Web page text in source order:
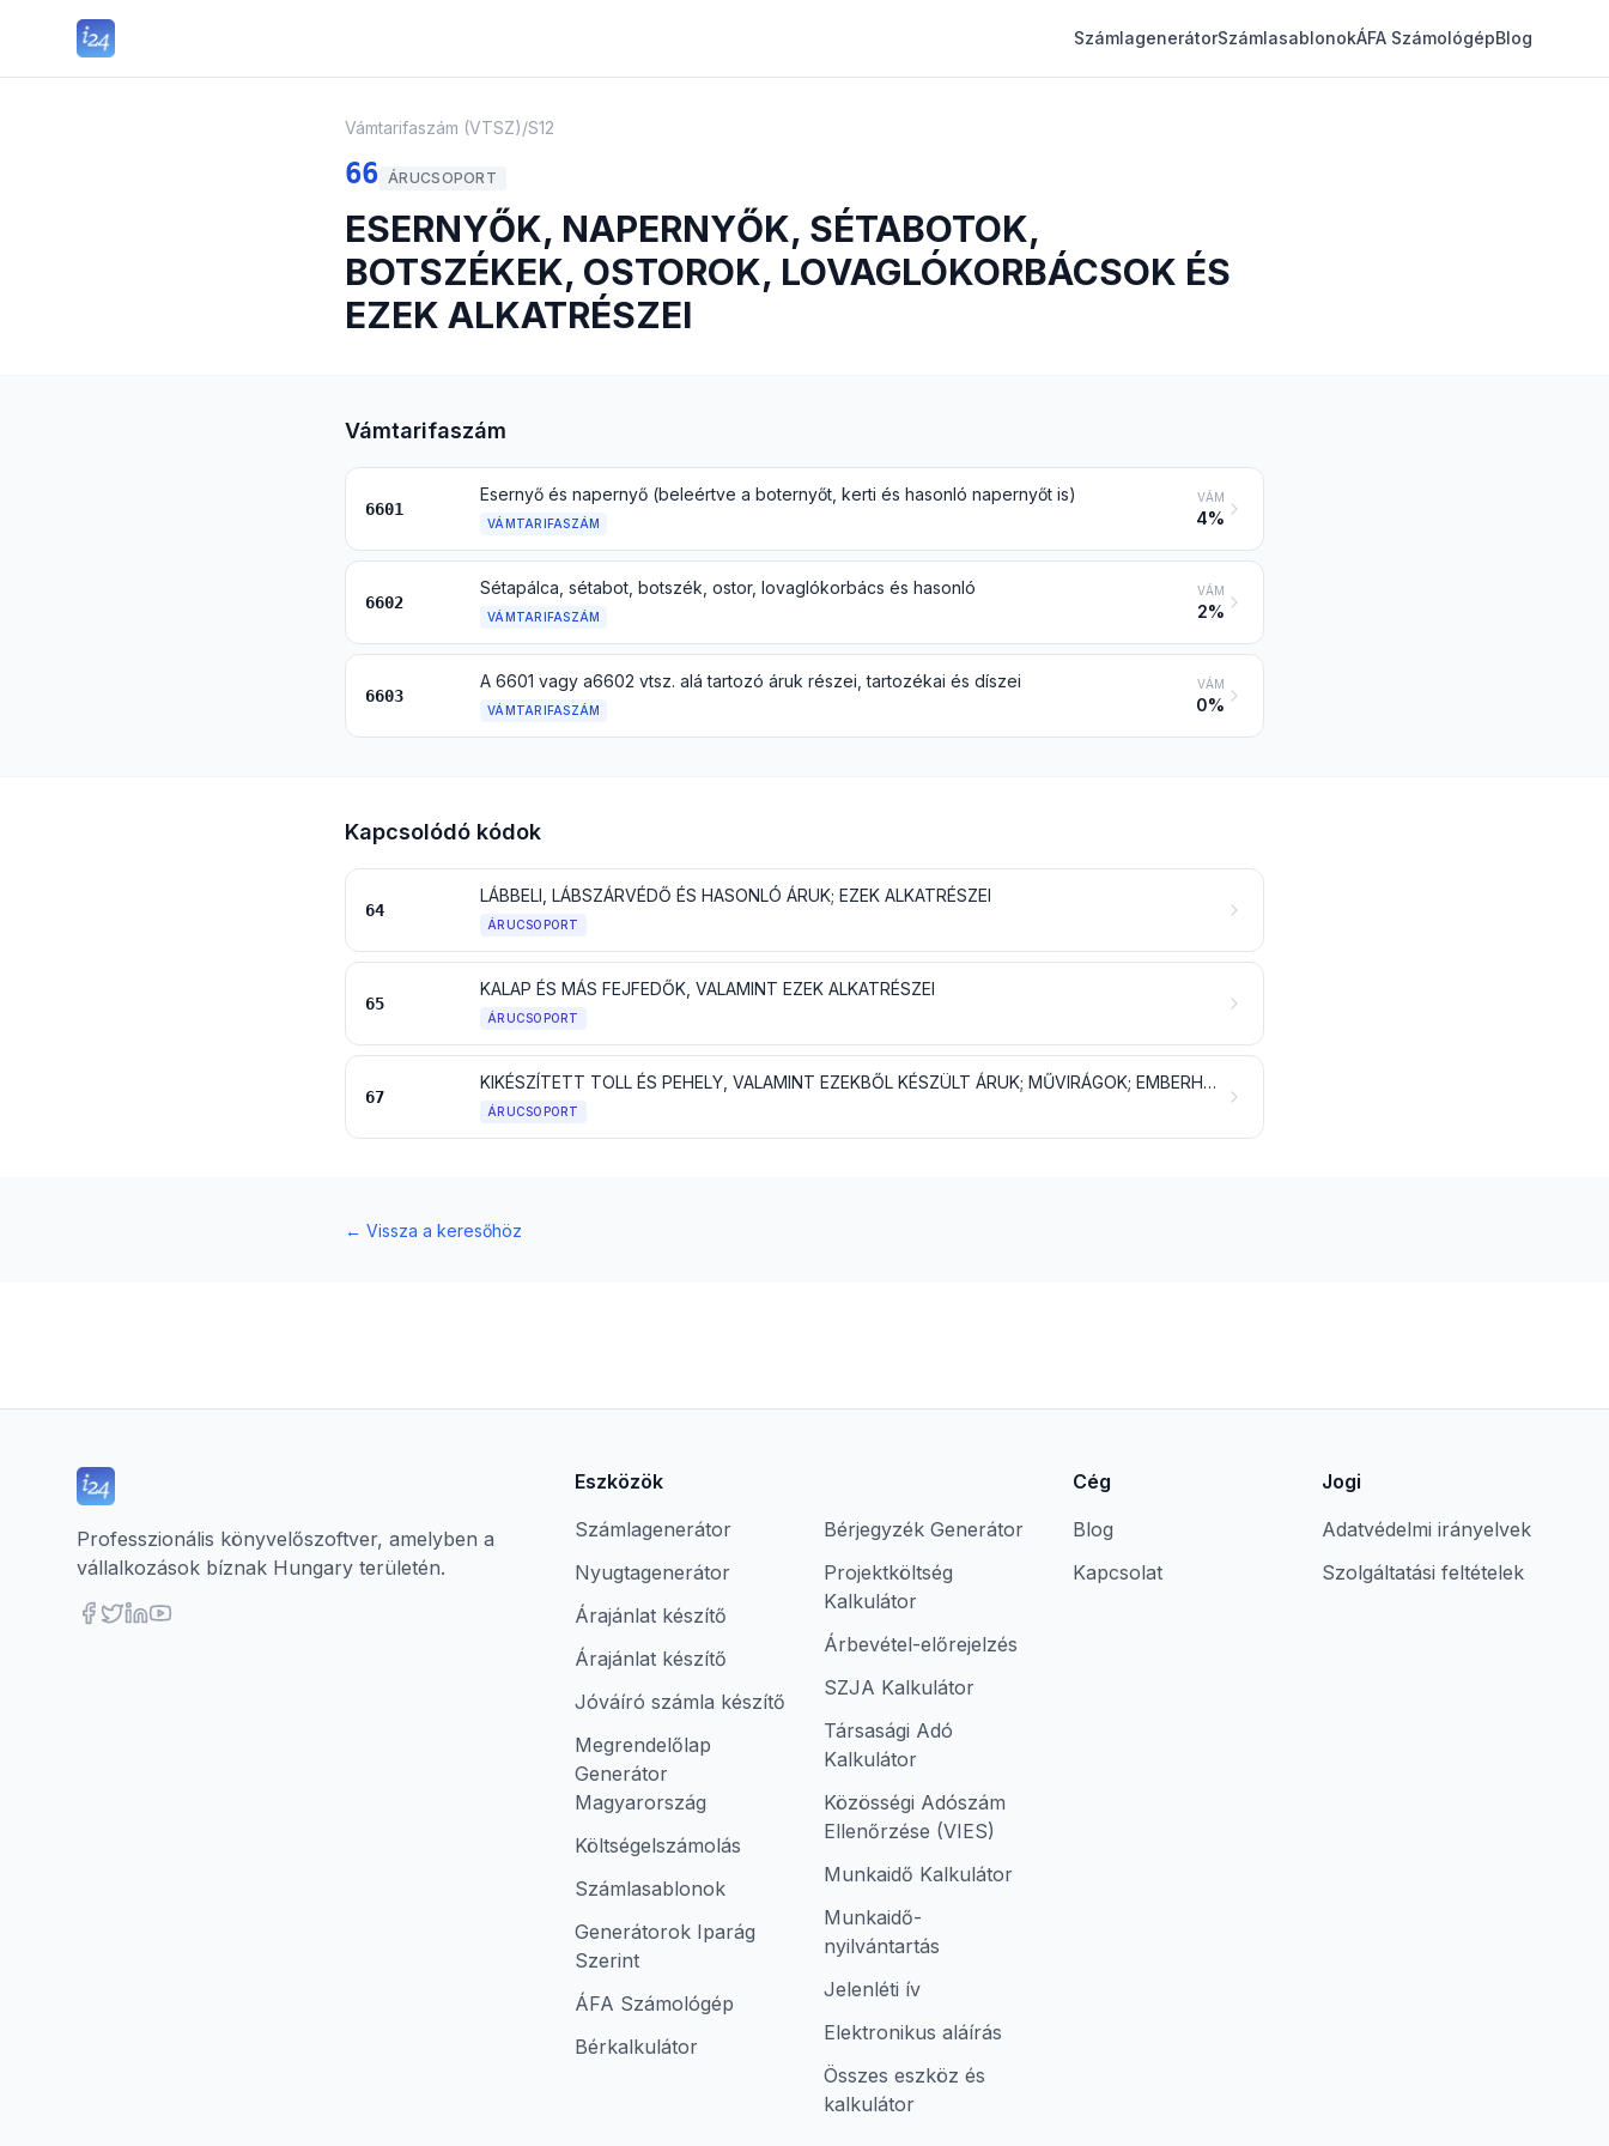
SzámlagenerátorSzámlasablonokÁFA SzámológépBlog
Vámtarifaszám (VTSZ)/S12
66 ÁRUCSOPORT
ESERNYŐK, NAPERNYŐK, SÉTABOTOK,
BOTSZÉKEK, OSTOROK, LOVAGLÓKORBÁCSOK ÉS
EZEK ALKATRÉSZEI
Vámtarifaszám
6601
Esernyő és napernyő (beleértve a boternyőt, kerti és hasonló napernyőt is)
VÁMTARIFASZÁM
VÁM
4%
6602
Sétapálca, sétabot, botszék, ostor, lovaglókorbács és hasonló
VÁMTARIFASZÁM
VÁM
2%
6603
A 6601 vagy a6602 vtsz. alá tartozó áruk részei, tartozékai és díszei
VÁMTARIFASZÁM
VÁM
0%
Kapcsolódó kódok
64
LÁBBELI, LÁBSZÁRVÉDŐ ÉS HASONLÓ ÁRUK; EZEK ALKATRÉSZEI
ÁRUCSOPORT
65
KALAP ÉS MÁS FEJFEDŐK, VALAMINT EZEK ALKATRÉSZEI
ÁRUCSOPORT
67
KIKÉSZÍTETT TOLL ÉS PEHELY, VALAMINT EZEKBŐL KÉSZÜLT ÁRUK; MŰVIRÁGOK; EMBERHAJBÓL KÉSZÜLT ÁRUK
ÁRUCSOPORT
← Vissza a keresőhöz
Professzionális könyvelőszoftver, amelyben a
vállalkozások bíznak Hungary területén.
Eszközök
Számlagenerátor
Nyugtagenerátor
Árajánlat készítő
Árajánlat készítő
Jóváíró számla készítő
Megrendelőlap
Generátor
Magyarország
Költségelszámolás
Számlasablonok
Generátorok Iparág
Szerint
ÁFA Számológép
Bérkalkulátor
Bérjegyzék Generátor
Projektköltség
Kalkulátor
Árbevétel-előrejelzés
SZJA Kalkulátor
Társasági Adó
Kalkulátor
Közösségi Adószám
Ellenőrzése (VIES)
Munkaidő Kalkulátor
Munkaidő-
nyilvántartás
Jelenléti ív
Elektronikus aláírás
Összes eszköz és
kalkulátor
Cég
Blog
Kapcsolat
Jogi
Adatvédelmi irányelvek
Szolgáltatási feltételek